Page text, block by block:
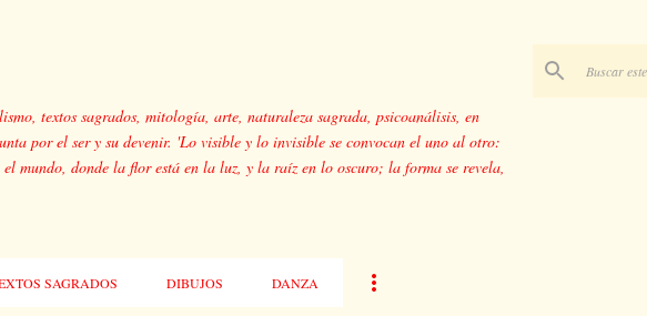
textos sagrados, mitología, arte, naturaleza sagrada, psicoanálisis, en
por el ser y su devenir. 'Lo visible y lo invisible se convocan el uno al otro:
mundo, donde la flor está en la luz, y la raíz en lo oscuro; la forma se revela,
SAGRADOS DIBUJOS DANZA